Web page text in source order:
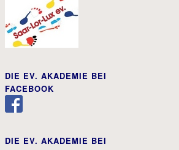
DIE EV. AKADEMIE BEI
FACEBOOK
DIE EV. AKADEMIE BEI